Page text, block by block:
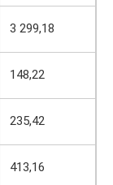
3 299,18
148,22
235,42
413,16